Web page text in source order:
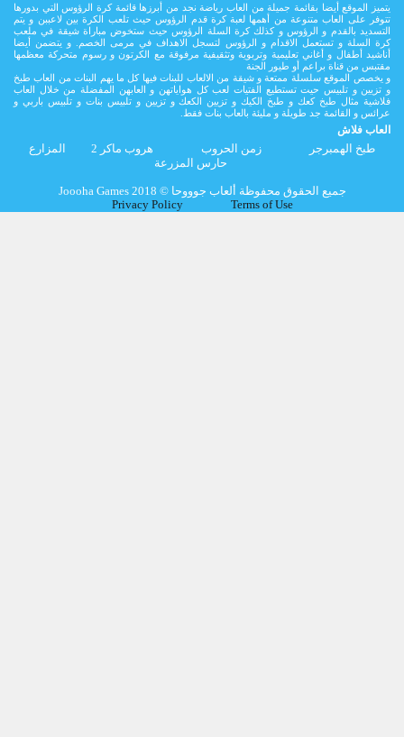
يتميز الموقع أيضا بقائمة جميلة من العاب رياضة نجد من أبرزها قائمة كرة الرؤوس التي بدورها
تتوفر على العاب متنوعة من أهمها لعبة كرة قدم الرؤوس حيث تلعب الكرة بين لاعببن و يتم
التسديد بالقدم و الرؤوس و كذلك كرة السلة الرؤوس حيث ستخوض مباراة شيقة في ملعب
كرة السلة و تستعمل الاقدام و الرؤوس لتسجل الاهداف في مرمى الخصم. و يتضمن أيضا
أناشيد أطفال و أغاني تعليمية وتربوية وتثقيفية مرفوقة مع الكرتون و رسوم متحركة معظمها
مقتبس من قناة براعم أو طيور الجنة
و يخصص الموقع سلسلة ممتعة و شيقة من الالعاب للبنات فيها كل ما يهم البنات من العاب طبخ
و تزيين و تلبيس حيت تستطيع الفتيات لعب كل هواياتهن و العابهن المفضلة من خلال العاب
فلاشية مثال طبخ كعك و طبخ الكيك و تزيين الكعك و تزيين و تلبيس بنات و تلبيس باربي و
عرائس و القائمة جد طويلة و مليئة بالعاب بنات فقط.
العاب فلاش
طبخ الهمبرجر
زمن الحروب هروب ماكر 2
المزارع
حارس المزرعة
Joooha Games جميع الحقوق محفوظة ألعاب جوووحا © 2018
Privacy Policy
Terms of Use